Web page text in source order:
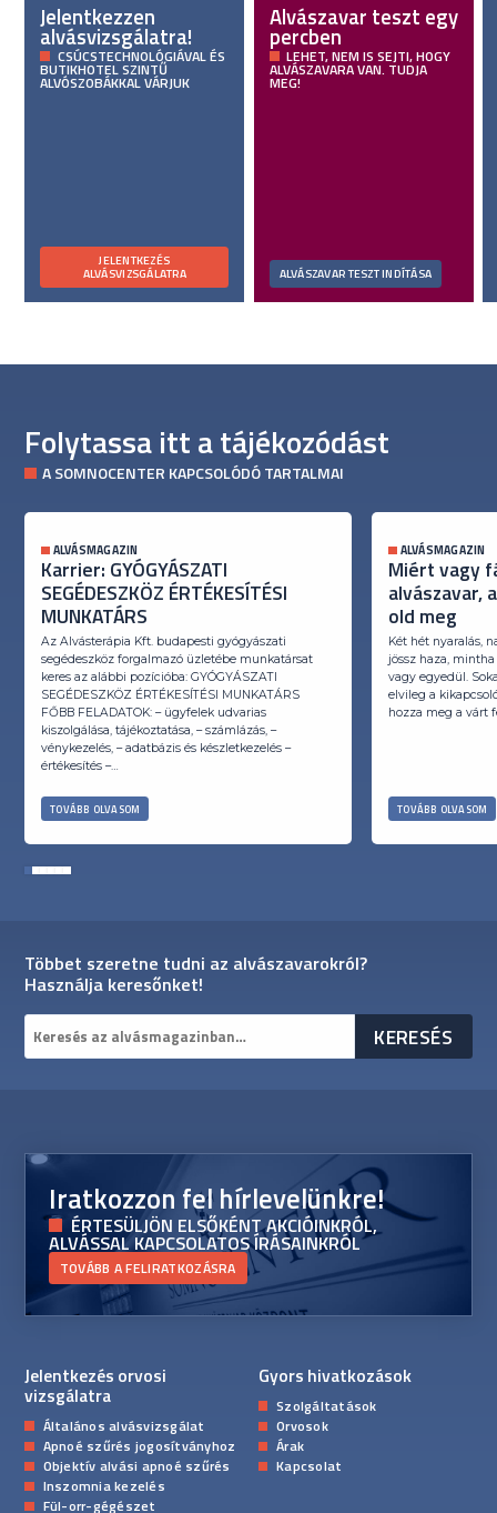
Jelentkezzen
alvásvizsgálatra!
CSÚCSTECHNOLÓGIÁVAL ÉS
BUTIKHOTEL SZINTŰ
ALVÓSZOBÁKKAL VÁRJUK
JELENTKEZÉS
ALVÁSVIZSGÁLATRA
Alvászavar teszt egy
percben
LEHET, NEM IS SEJTI, HOGY
ALVÁSZAVARA VAN. TUDJA
MEG!
ALVÁSZAVAR TESZT INDÍTÁSA
Folytassa itt a tájékozódást
A SOMNOCENTER KAPCSOLÓDÓ TARTALMAI
ALVÁSMAGAZIN
Karrier: GYÓGYÁSZATI
SEGÉDESZKÖZ ÉRTÉKESÍTÉSI
MUNKATÁRS
Az Alvásterápia Kft. budapesti gyógyászati
segédeszköz forgalmazó üzletébe munkatársat
keres az alábbi pozícióba: GYÓGYÁSZATI
SEGÉDESZKÖZ ÉRTÉKESÍTÉSI MUNKATÁRS
FŐBB FELADATOK: – ügyfelek udvarias
kiszolgálása, tájékoztatása, – számlázás, –
vénykezelés, – adatbázis és készletkezelés –
értékesítés –…
TOVÁBB OLVASOM
ALVÁSMAGAZIN
Miért vagy
alvászavar,
old meg
Két hét nyaralás,
jössz haza,
vagy egyedül.
elvileg a
hozza meg a várt
TOVÁBB OLVASOM
123456
Többet szeretne tudni az alvászavarokról?
Használja keresőnket!
Iratkozzon fel hírlevelünkre!
ÉRTESÜLJÖN ELSŐKÉNT AKCIÓINKRÓL,
ALVÁSSAL KAPCSOLATOS ÍRÁSAINKRÓL
TOVÁBB A FELIRATKOZÁSRA
Jelentkezés orvosi
vizsgálatra
Általános alvásvizsgálat
Apnoé szűrés jogosítványhoz
Objektív alvási apnoé szűrés
Inszomnia kezelés
Fül-orr-gégészet
Gyors hivatkozások
Szolgáltatások
Orvosok
Árak
Kapcsolat